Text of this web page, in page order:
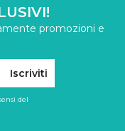
promozioni e
Iscriviti
del